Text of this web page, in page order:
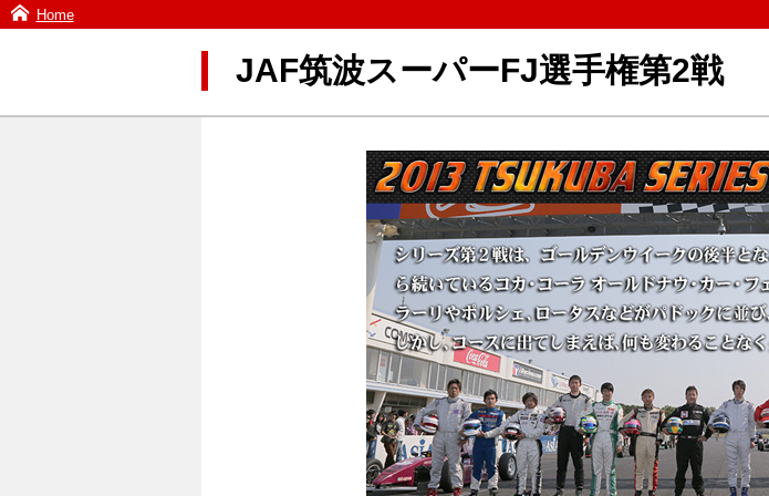
Home
JAF筑波スーパーFJ選手権第2戦